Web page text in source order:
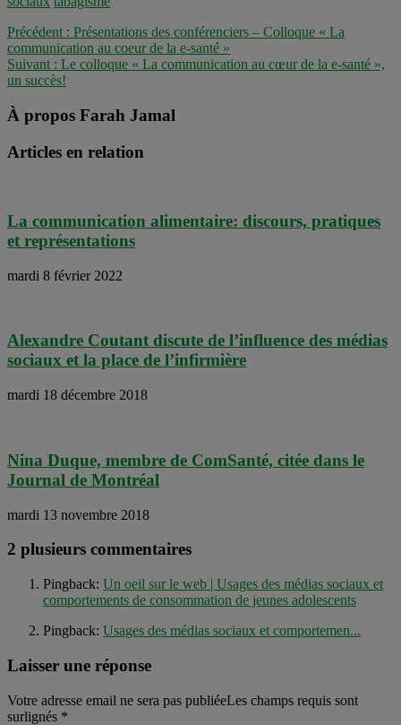
Précédent : Présentations des conférenciers – Colloque « La
communication au coeur de la e-santé »
Suivant : Le colloque « La communication au cœur de la e-santé »,
un succès!
À propos Farah Jamal
Articles en relation
La communication alimentaire: discours, pratiques
et représentations
mardi 8 février 2022
Alexandre Coutant discute de l’influence des médias
sociaux et la place de l’infirmière
mardi 18 décembre 2018
Nina Duque, membre de ComSanté, citée dans le
Journal de Montréal
mardi 13 novembre 2018
2 plusieurs commentaires
Pingback: Un oeil sur le web | Usages des médias sociaux et
comportements de consommation de jeunes adolescents
Pingback: Usages des médias sociaux et comportemen...
Laisser une réponse
Votre adresse email ne sera pas publiéeLes champs requis sont
surlignés *